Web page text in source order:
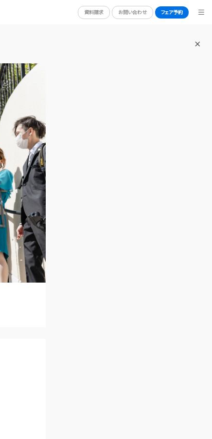
資料請求 お問い合わせ フェア予約
BRIDAL FAIR
ブライダルフェア
PLAN
プラン
PARTY
披露宴会場
DRESS
ドレス
ACCESS
アクセス
QA
よくあるご質問